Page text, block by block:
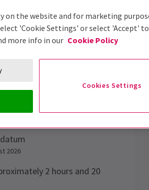
2026
2 hours and 20
on the website and for marketing
'Cookie Settings' or select 'Accept'
more info in our Cookie Policy
Cookies Settings